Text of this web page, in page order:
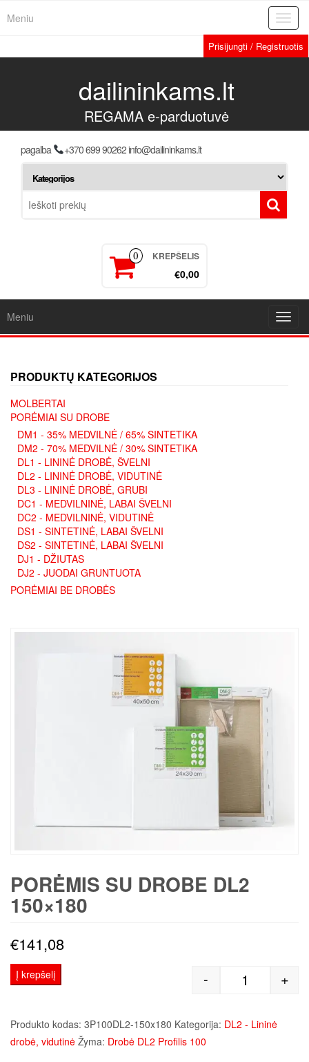
Meniu
Prisijungti / Registruotis
dailininkams.lt
REGAMA e-parduotuvė
pagalba +370 699 90262 info@dailininkams.lt
0 KREPŠELIS
€0,00
Meniu
PRODUKTŲ KATEGORIJOS
MOLBERTAI
PORĖMIAI SU DROBE
DM1 - 35% MEDVILNĖ / 65% SINTETIKA
DM2 - 70% MEDVILNĖ / 30% SINTETIKA
DL1 - LININĖ DROBĖ, ŠVELNI
DL2 - LININĖ DROBĖ, VIDUTINĖ
DL3 - LININĖ DROBĖ, GRUBI
DC1 - MEDVILNINĖ, LABAI ŠVELNI
DC2 - MEDVILNINĖ, VIDUTINĖ
DS1 - SINTETINĖ, LABAI ŠVELNI
DS2 - SINTETINĖ, LABAI ŠVELNI
DJ1 - DŽIUTAS
DJ2 - JUODAI GRUNTUOTA
PORĖMIAI BE DROBĖS
PORĖMIS SU DROBE DL2
150×180
€141,08
produkto
- +
Į krepšelį
Produkto kodas: 3P100DL2-150x180 Kategorija: DL2 - Lininė
drobė, vidutinė Žyma: Drobė DL2 Profilis 100